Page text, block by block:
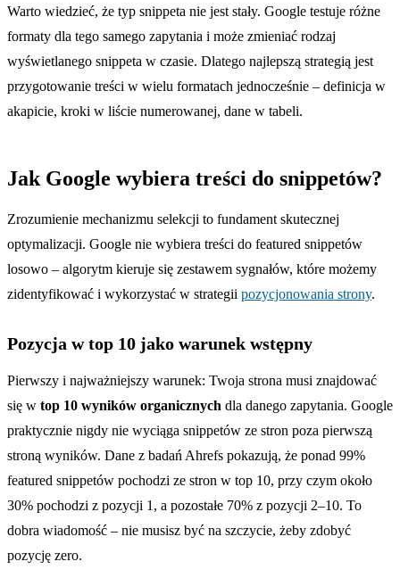
Warto wiedzieć, że typ snippeta nie jest stały. Google testuje różne
formaty dla tego samego zapytania i może zmieniać rodzaj
wyświetlanego snippeta w czasie. Dlatego najlepszą strategią jest
przygotowanie treści w wielu formatach jednocześnie – definicja w
akapicie, kroki w liście numerowanej, dane w tabeli.
Jak Google wybiera treści do snippetów?
Zrozumienie mechanizmu selekcji to fundament skutecznej
optymalizacji. Google nie wybiera treści do featured snippetów
losowo – algorytm kieruje się zestawem sygnałów, które możemy
zidentyfikować i wykorzystać w strategii pozycjonowania strony.
Pozycja w top 10 jako warunek wstępny
Pierwszy i najważniejszy warunek: Twoja strona musi znajdować
się w top 10 wyników organicznych dla danego zapytania. Google
praktycznie nigdy nie wyciąga snippetów ze stron poza pierwszą
stroną wyników. Dane z badań Ahrefs pokazują, że ponad 99%
featured snippetów pochodzi ze stron w top 10, przy czym około
30% pochodzi z pozycji 1, a pozostałe 70% z pozycji 2–10. To
dobra wiadomość – nie musisz być na szczycie, żeby zdobyć
pozycję zero.